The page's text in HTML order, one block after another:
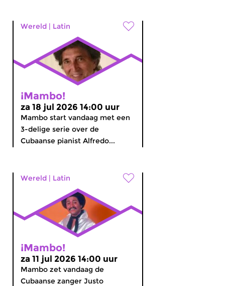
Wereld | Latin
¡Mambo!
za 18 jul 2026 14:00 uur
Mambo start vandaag met een
3-delige serie over de
Cubaanse pianist Alfredo...
Wereld | Latin
¡Mambo!
za 11 jul 2026 14:00 uur
Mambo zet vandaag de
Cubaanse zanger Justo